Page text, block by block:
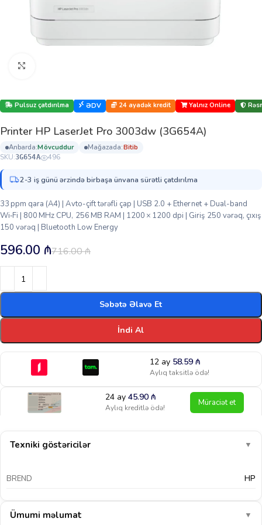
Pulsuz çatdırılma ƏDV 24 ayadək kredit Yalnız Online
Printer HP LaserJet Pro 3003dw (3G654A)
anbarda: mövcuddur mağazada:
bi̇ti̇b
SKU:3G654A 496
2-3 iş günü ərzində birbaşa ünvana sürətli çatdırılma
33 ppm qara (A4) | Avto-çift tərəfli çap | USB 2.0 + Ethernet + Dual-band
Wi‑Fi | 800 MHz CPU, 256 MB RAM | 1200 × 1200 dpi | Giriş 250 vərəq, çıxış
150 vərəq | Bluetooth Low Energy
716.00₼
596.00 ₼
Səbətə Əlavə Et
İndi Al
12 ay 58.59 ₼
Aylıq taksitlə ödə!
24 ay45.90₼
Aylıq kreditlə ödə! Müraciət et
Texniki göstəricilər ▼
BREND HP
Ümumi məlumat ▼